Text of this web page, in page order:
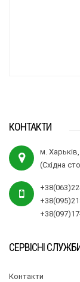
КОНТАКТИ
м.
(Східна
СЕРВІСНІ
Контакти